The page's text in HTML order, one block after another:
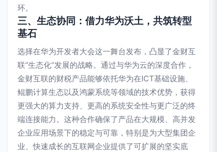
环。
三、生态协同：借力华为沃土，共筑转型
基石
选择在华为开发者大会这一舞台发布，凸显了金财互
联“生态化”发展的战略。通过与华为云的深度合作，
金财互联的财税产品能够依托华为在ICT基础设施、
鲲鹏计算生态以及鸿蒙系统等领域的技术优势，获得
更强大的算力支持、更高的系统安全性与更广泛的终
端连接能力。这种合作确保了产品在大规模、高并发
企业应用场景下的稳定与可靠，特别是为大型集团企
业、快速成长的互联网企业提供了可扩展的坚实底